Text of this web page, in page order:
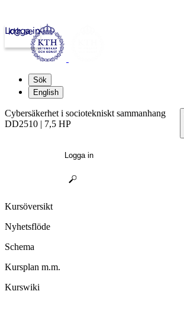
kth.se
Logga in
Sök
English
Cybersäkerhet i sociotekniskt sammanhang
DD2510 | 7,5 HP
Logga in
Kursöversikt
Nyhetsflöde
Schema
Kursplan m.m.
Kurswiki